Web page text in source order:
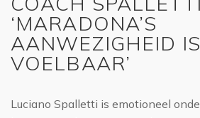
‘MARADONA’S
AANWEZIGHEID IS
VOELBAAR’
Luciano Spalletti is emotioneel